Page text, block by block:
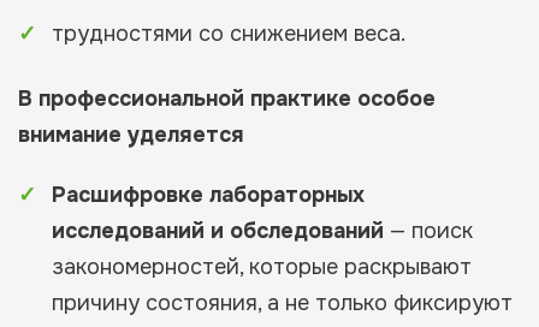
трудностями со снижением веса.
В профессиональной практике особое
внимание уделяется
Расшифровке лабораторных
исследований и обследований — поиск
закономерностей, которые раскрывают
причину состояния, а не только фиксируют